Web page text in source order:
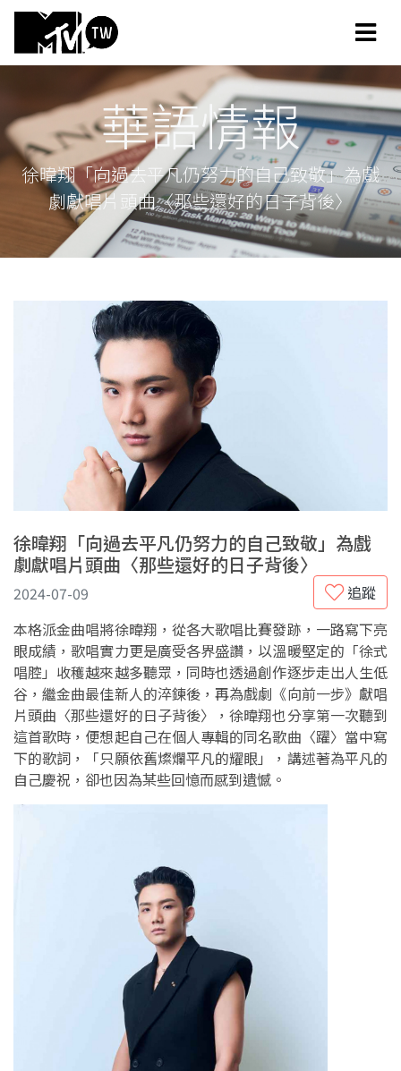
華語情報
徐暐翔「向過去平凡仍努力的自己致敬」為戲
劇獻唱片頭曲〈那些還好的日子背後〉
徐暐翔「向過去平凡仍努力的自己致敬」為戲
劇獻唱片頭曲〈那些還好的日子背後〉
追蹤
2024-07-09
本格派金曲唱將徐暐翔，從各大歌唱比賽發跡，一路寫下亮
眼成績，歌唱實力更是廣受各界盛讚，以溫暖堅定的「徐式
唱腔」收穫越來越多聽眾，同時也透過創作逐步走出人生低
谷，繼金曲最佳新人的淬鍊後，再為戲劇《向前一步》獻唱
片頭曲〈那些還好的日子背後〉，徐暐翔也分享第一次聽到
這首歌時，便想起自己在個人專輯的同名歌曲〈躍〉當中寫
下的歌詞，「只願依舊燦爛平凡的耀眼」，講述著為平凡的
自己慶祝，卻也因為某些回憶而感到遺憾。